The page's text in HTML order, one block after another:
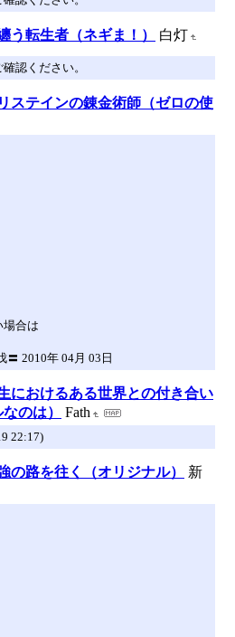
う転生者（ネギま！） 白灯
認ください。
ステインの錬金術師（ゼロの使
場合は
2010年 04月 03日
におけるある世界との付き合い
のは）
Fath
22:17)
の路を往く（オリジナル）
新